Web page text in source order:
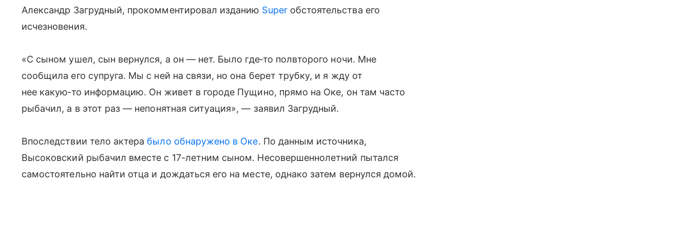
Александр Загрудный, прокомментировал изданию Superобстоятельства его
исчезновения.
«С сыном ушел, сын вернулся, а он — нет. Было где‑то полвторого ночи. Мне
сообщила его супруга. Мы с ней на связи, но она берет трубку, и я жду от
нее какую‑то информацию. Он живет в городе Пущино, прямо на Оке, он там часто
рыбачил, а в этот раз — непонятная ситуация», — заявил Загрудный.
Впоследствии тело актера было обнаружено в Оке. По данным источника,
Высоковский рыбачил вместе с 17-летним сыном. Несовершеннолетний пытался
самостоятельно найти отца и дождаться его на месте, однако затем вернулся домой.